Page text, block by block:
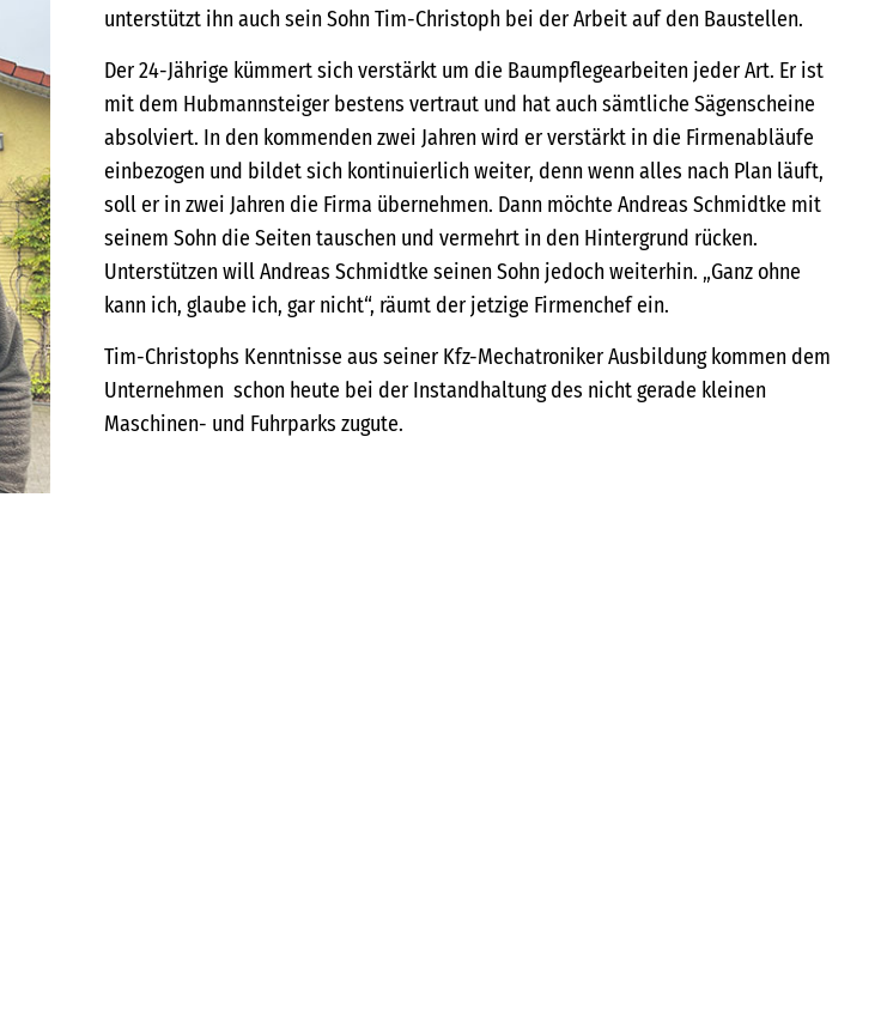
unterstützt ihn auch sein Sohn Tim-Christoph bei der Arbeit auf den Baustellen.
Der 24-Jährige kümmert sich verstärkt um die Baumpflegearbeiten jeder Art. Er ist
mit dem Hubmannsteiger bestens vertraut und hat auch sämtliche Sägenscheine
absolviert. In den kommenden zwei Jahren wird er verstärkt in die Firmenabläufe
einbezogen und bildet sich kontinuierlich weiter, denn wenn alles nach Plan läuft,
soll er in zwei Jahren die Firma übernehmen. Dann möchte Andreas Schmidtke mit
seinem Sohn die Seiten tauschen und vermehrt in den Hintergrund rücken.
Unterstützen will Andreas Schmidtke seinen Sohn jedoch weiterhin. „Ganz ohne
kann ich, glaube ich, gar nicht“, räumt der jetzige Firmenchef ein.
Tim-Christophs Kenntnisse aus seiner Kfz-Mechatroniker Ausbildung kommen dem
Unternehmen schon heute bei der Instandhaltung des nicht gerade kleinen
Maschinen- und Fuhrparks zugute.